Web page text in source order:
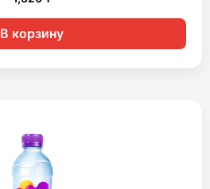
В корзину